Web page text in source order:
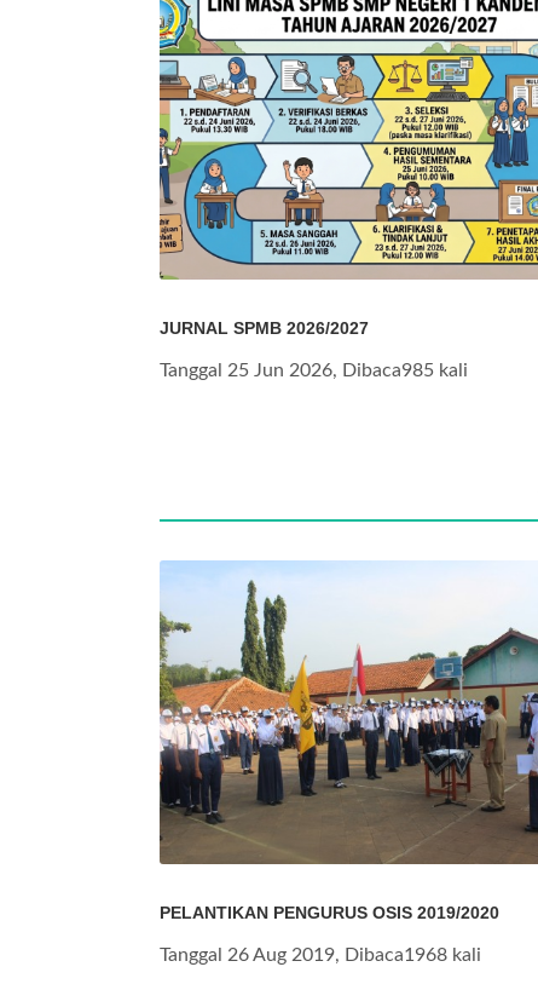
JURNAL SPMB 2026/2027
Tanggal 25 Jun 2026, Dibaca985 kali
PELANTIKAN PENGURUS OSIS 2019/2020
Tanggal 26 Aug 2019, Dibaca1968 kali